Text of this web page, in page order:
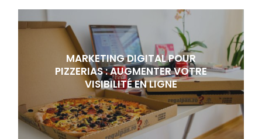
MARKETING DIGITAL POUR
PIZZERIAS : AUGMENTER VOTRE
VISIBILITÉ EN LIGNE